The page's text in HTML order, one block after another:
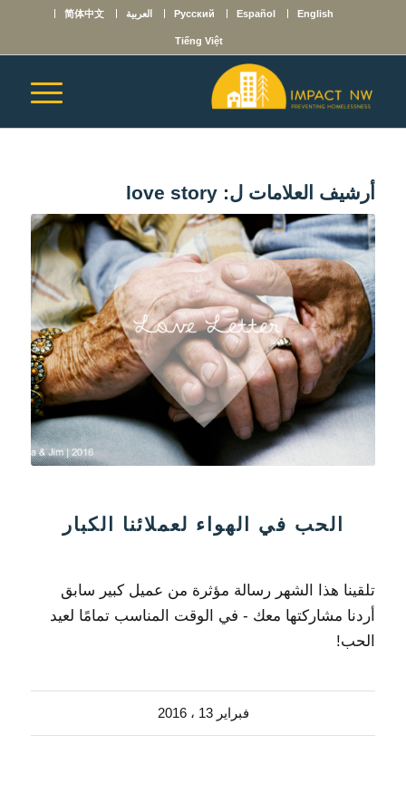
English
Español
Русский العربية 简体中文
Tiếng Việt
أرشيف العلامات ل: love story
الحب في الهواء لعملائنا الكبار
تلقينا هذا الشهر رسالة مؤثرة من عميل كبير سابق
أردنا مشاركتها معك - في الوقت المناسب تمامًا لعيد
الحب!
فبراير 13 ، 2016